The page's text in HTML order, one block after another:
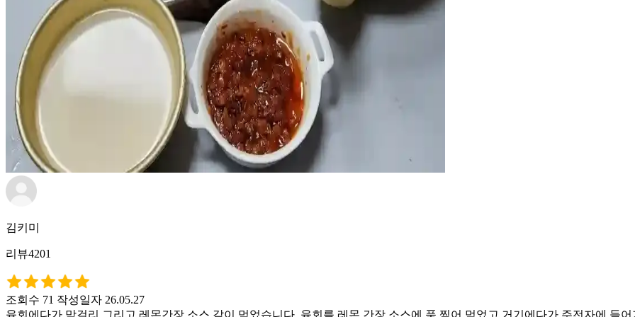
김키미
리뷰4201
조회수 71 작성일자 26.05.27
육회에다가 막걸리 그리고 레몬간장 소스 같이 먹었습니다. 육회를 레몬 간장 소스에 푹 찍어 먹었고 거기에다가 주전자에 들